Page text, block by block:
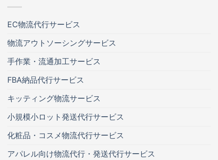
EC物流代行サービス
物流アウトソーシングサービス
手作業・流通加工サービス
FBA納品代行サービス
キッティング物流サービス
小規模小ロット発送代行サービス
化粧品・コスメ物流代行サービス
アパレル向け物流代行・発送代行サービス